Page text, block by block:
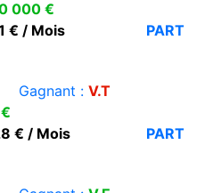
000 €
€ / Mois
PART
Gagnant : V.T
€ / Mois
PART